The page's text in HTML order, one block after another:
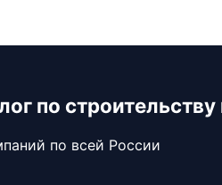
по
по всей России